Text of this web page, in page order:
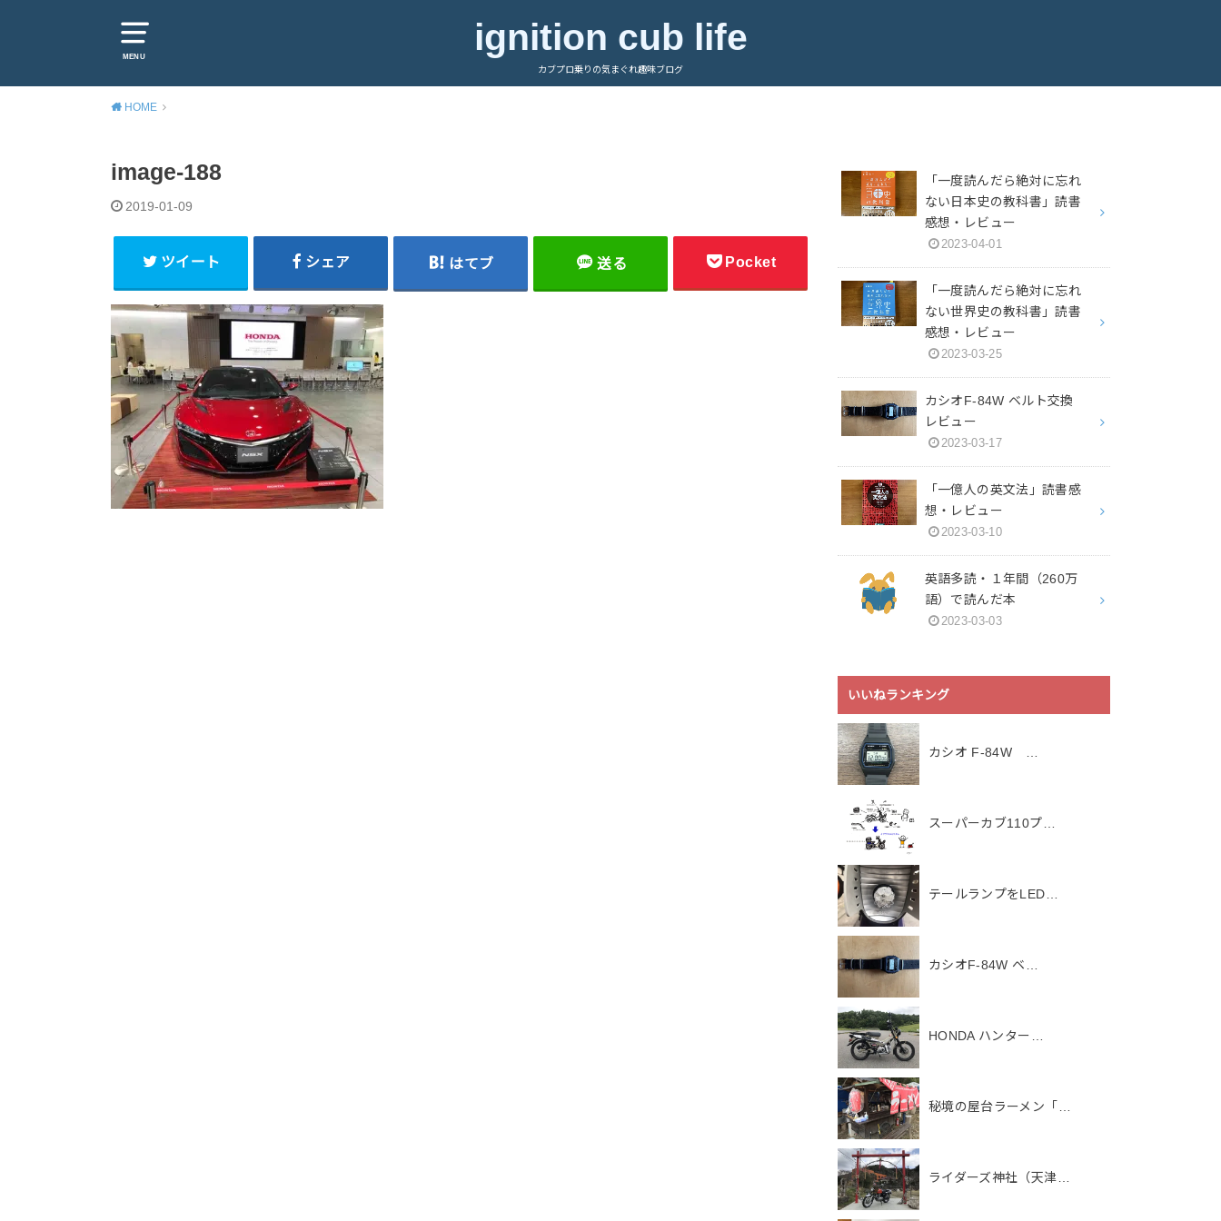
MENU ignition cub life
カブプロ乗りの気まぐれ趣味ブログ
HOME
image-188
2019-01-09
ツイート シェア はてブ 送る Pocket
「一度読んだら絶対に忘れ
ない日本史の教科書」読書
感想・レビュー
2023-04-01
「一度読んだら絶対に忘れ
ない世界史の教科書」読書
感想・レビュー
2023-03-25
カシオF-84W ベルト交換
レビュー
2023-03-17
「一億人の英文法」読書感
想・レビュー
2023-03-10
英語多読・１年間（260万
語）で読んだ本
2023-03-03
いいねランキング
カシオ F-84W …
スーパーカブ110プ…
テールランプをLED…
カシオF-84W ベ…
HONDA ハンター…
秘境の屋台ラーメン「…
ライダーズ神社（天津…